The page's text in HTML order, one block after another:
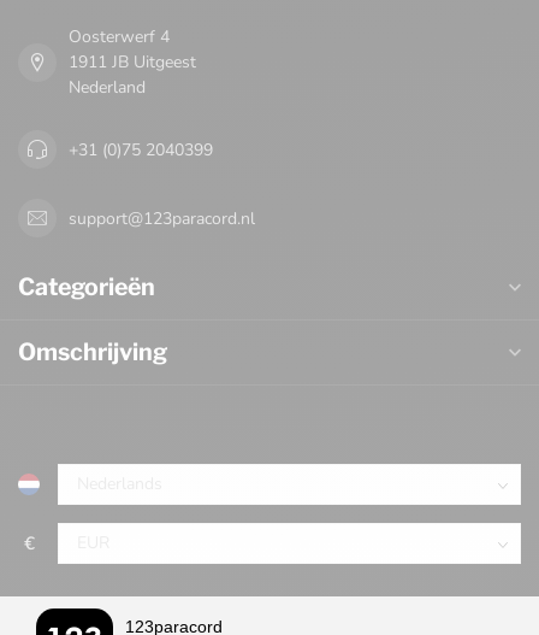
Oosterwerf 4
1911 JB Uitgeest
Nederland
+31 (0)75 2040399
support@123paracord.nl
Categorieën
Omschrijving
€
123paracord